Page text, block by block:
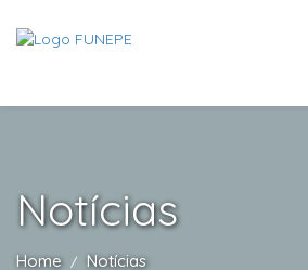
Notícias
Home Notícias